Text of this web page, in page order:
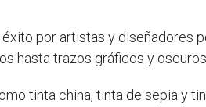
por artistas y diseñadores
hasta trazos gráficos y
tinta china, tinta de sepia y